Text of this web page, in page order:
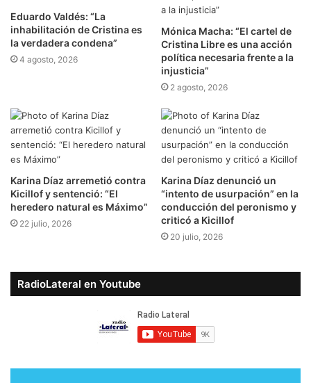
Eduardo Valdés: “La
inhabilitación de Cristina es
la verdadera condena”
4 agosto, 2026
Mónica Macha: “El cartel de
Cristina Libre es una acción
política necesaria frente a la
injusticia”
2 agosto, 2026
Karina Díaz arremetió contra
Kicillof y sentenció: “El
heredero natural es Máximo”
22 julio, 2026
Karina Díaz denunció un
“intento de usurpación” en la
conducción del peronismo y
criticó a Kicillof
20 julio, 2026
RadioLateral en Youtube